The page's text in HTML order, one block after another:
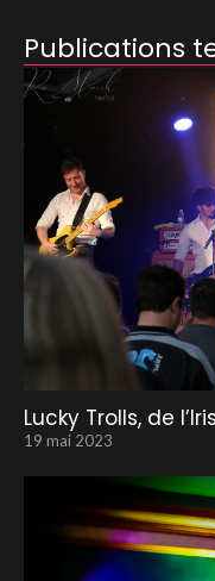
Publications
Lucky Trolls, de
19 mai 2023